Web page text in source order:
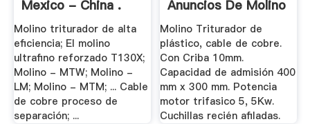
Mexico - China .
Molino triturador de alta
eficiencia; El molino
ultrafino reforzado T130X;
Molino - MTW; Molino -
LM; Molino - MTM; ... Cable
de cobre proceso de
separación; ...
Anuncios De Molino
.
Molino Triturador de
plástico, cable de cobre.
Con Criba 10mm.
Capacidad de admisión 400
mm x 300 mm. Potencia
motor trifasico 5, 5Kw.
Cuchillas recién afiladas.